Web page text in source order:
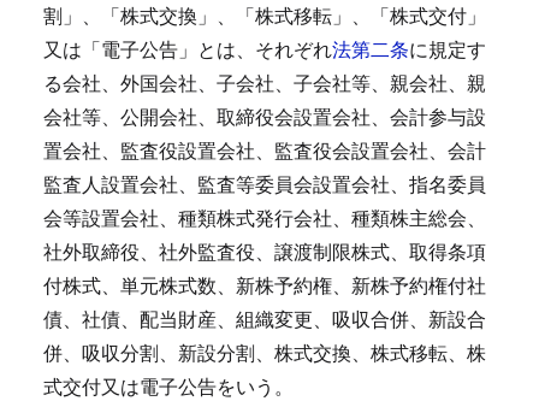
割」、「株式交換」、「株式移転」、「株式交付」
又は「電子公告」とは、それぞれ法第二条に規定す
る会社、外国会社、子会社、子会社等、親会社、親
会社等、公開会社、取締役会設置会社、会計参与設
置会社、監査役設置会社、監査役会設置会社、会計
監査人設置会社、監査等委員会設置会社、指名委員
会等設置会社、種類株式発行会社、種類株主総会、
社外取締役、社外監査役、譲渡制限株式、取得条項
付株式、単元株式数、新株予約権、新株予約権付社
債、社債、配当財産、組織変更、吸収合併、新設合
併、吸収分割、新設分割、株式交換、株式移転、株
式交付又は電子公告をいう。